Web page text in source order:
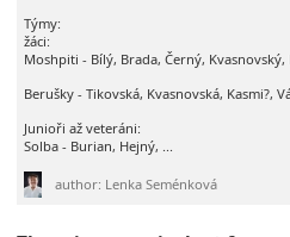
Týmy:
žáci:
Moshpiti - Bílý, Brada, Černý, Kvasnovský,
Berušky - Tikovská, Kvasnovská, Kasmi?,
Junioři až veteráni:
Solba - Burian, Hejný, ...
author: Lenka Seménková